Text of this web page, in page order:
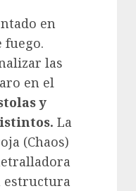
en
fuego.
las
en el
y
La
(Chaos)
estructura